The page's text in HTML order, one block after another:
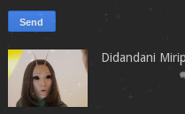
Didandani